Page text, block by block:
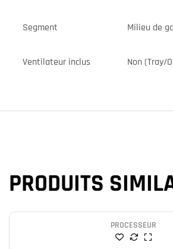
Segment Milieu de
Ventilateur inclus Non (Tray/
PRODUITS
PROCESSEUR